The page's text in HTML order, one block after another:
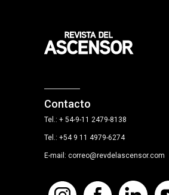
Contacto
Tel.: + 54-9-11 2479-8138
Tel.: +54 9 11 4979-6274
E-mail: correo@revdelascensor.com